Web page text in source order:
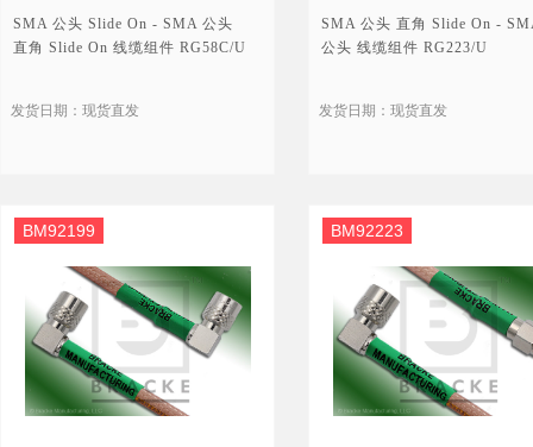
SMA 公头 Slide On - SMA 公头
直角 Slide On 线缆组件 RG58C/U
发货日期：现货直发
SMA 公头 直角 Slide On -
公头 线缆组件 RG223/U
发货日期：现货直发
BM92199 BM92223